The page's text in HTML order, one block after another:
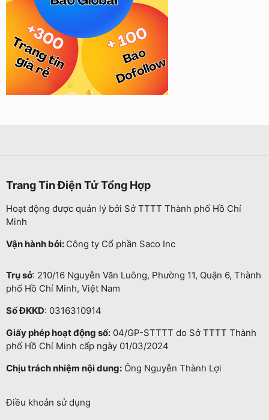
Trang Tin Điện Tử Tổng Hợp
Hoạt động được quản lý bởi Sở TTTT Thành phố Hồ Chí
Minh
Vận hành bởi: Công ty Cổ phần Saco Inc
Trụ sở: 210/16 Nguyễn Văn Luông, Phường 11, Quận 6, Thành
phố Hồ Chí Minh, Việt Nam
Số ĐKKD: 0316310914
Giấy phép hoạt động số: 04/GP-STTTT do Sở TTTT Thành
phố Hồ Chí Minh cấp ngày 01/03/2024
Chịu trách nhiệm nội dung: Ông Nguyễn Thành Lợi
Điều khoản sử dụng